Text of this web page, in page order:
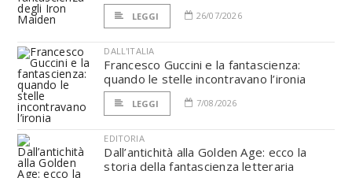
LEGGI 26/07/2026
DALL'ITALIA
Francesco Guccini e la fantascienza:
quando le stelle incontravano l’ironia
LEGGI 7/08/2026
EDITORIA
Dall’antichità alla Golden Age: ecco la
storia della fantascienza letteraria